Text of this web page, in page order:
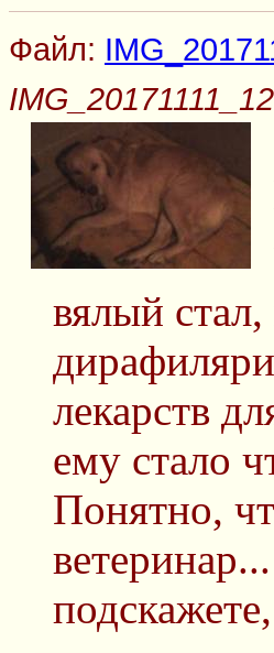
Файл:
вялый
лекарств
ему стало
Понятно,